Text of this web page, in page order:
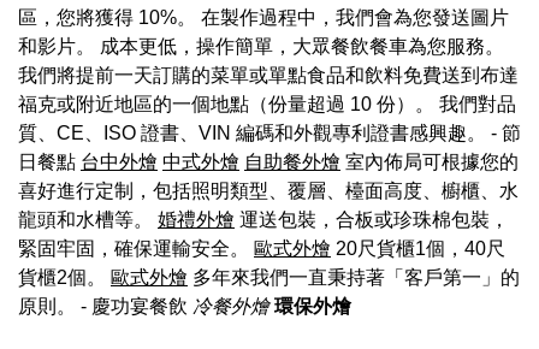
區，您將獲得 10%。 在製作過程中，我們會為您發送圖片
和影片。 成本更低，操作簡單，大眾餐飲餐車為您服務。
我們將提前一天訂購的菜單或單點食品和飲料免費送到布達
福克或附近地區的一個地點（份量超過 10 份）。 我們對品
質、CE、ISO 證書、VIN 編碼和外觀專利證書感興趣。 - 節
日餐點 台中外燴 中式外燴 自助餐外燴 室內佈局可根據您的
喜好進行定制，包括照明類型、覆層、檯面高度、櫥櫃、水
龍頭和水槽等。 婚禮外燴 運送包裝，合板或珍珠棉包裝，
緊固牢固，確保運輸安全。
歐式外燴 20尺貨櫃1個，40尺
貨櫃2個。
歐式外燴 多年來我們一直秉持著「客戶第一」的
原則。 - 慶功宴餐飲 冷餐外燴 環保外燴